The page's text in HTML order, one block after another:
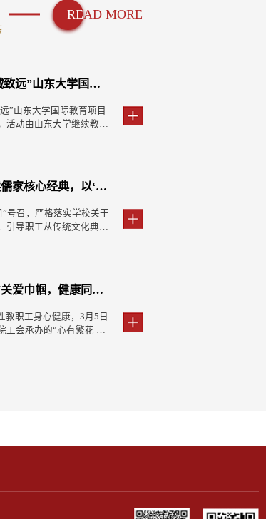
READ MORE
学院新闻】继续教育学院举办职工能力提升专题培训
准确把握高校继续教育发展动向，推动培训工作创新发展，
月23日下午，继续教育学院举办职工能力提升专题培训（第
习。 培训中，唐小兵以“当前高校继续教育改革形势与未来
训项目智能化发展”为主题，系统讲解了高校继续教育发展周
教育项目新加坡方向说明会顺利举行
”山东大学国际教育项目
活动由山东大学继续教育
，助力学子平稳对接海外
新创业教育工作委员会秘
‘为师之道’涵养师德师风”专题讲座
号召，严格落实学校关于
引导职工从传统文化典籍
教授担任主讲。赵教授以
涵养师德师风》为题，紧
”女职工皮肤健康知识讲座顺利举办
教职工身心健康，3月5日
工会承办的“心有繁花 一
本科毕业生申报山东大学学士学位的通知
科毕业生学士学位授予实
好2026年上半年高等教
的基础理论、专业知识和
专门技术工作的初步能
银龄康养系列公益讲座
展“敬老月”活动的号召，
进健康老龄化，服务学习
本科毕业生申报山东大学学士学位的通知
科毕业生学士学位授予实
好2025年下半年高等教
23 【党建工作】
5月22日下午，艺术学院党委、继续教育学院党委、外
党委联合举办深入贯彻中央八项规定精神学习教育之红
的中国共产党人在井冈山革命斗争中，创建农村革命
开辟农村包围城市、武装夺取政权这条革命新道路，解
行理论学习中心组学习
行理论学习中心组学习，
院党委委员参加学习。会
建文选》《习近平关于基
议强调，要持续推进树立
办专题党课
、院长董春杰以《树立
量发展》为题讲授专题
学习了上级部门关于继续
校“十五五”事业发展规
产党成立105周年大会并开展专题学习
立105周年大会在北京人
、国家主席、中央军委主